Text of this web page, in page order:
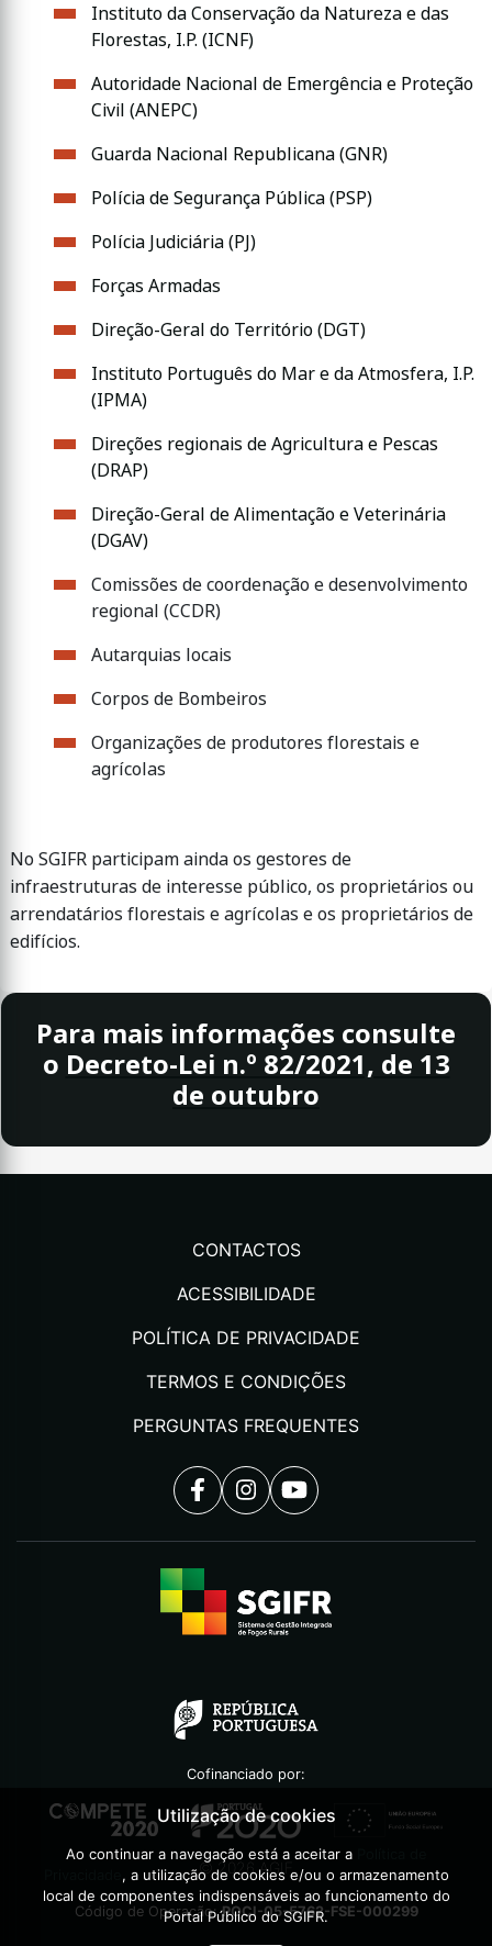
Instituto da Conservação da Natureza e das
Florestas, I.P. (ICNF)
Autoridade Nacional de Emergência e Proteção
Civil (ANEPC)
Guarda Nacional Republicana (GNR)
Polícia de Segurança Pública (PSP)
Polícia Judiciária (PJ)
Forças Armadas
Direção-Geral do Território (DGT)
Instituto Português do Mar e da Atmosfera, I.P.
(IPMA)
Direções regionais de Agricultura e Pescas
(DRAP)
Direção-Geral de Alimentação e Veterinária
(DGAV)
Comissões de coordenação e desenvolvimento
regional (CCDR)
Autarquias locais
Corpos de Bombeiros
Organizações de produtores florestais e
agrícolas
No SGIFR participam ainda os gestores de
infraestruturas de interesse público, os proprietários ou
arrendatários florestais e agrícolas e os proprietários de
edifícios.
Para mais informações consulte
o Decreto-Lei n.º 82/2021, de 13
de outubro
CONTACTOS
ACESSIBILIDADE
POLÍTICA DE PRIVACIDADE
TERMOS E CONDIÇÕES
PERGUNTAS FREQUENTES
Cofinanciado por:
©2026 AGIF
Código de Operação:POCI-05-5762-FSE-000299
Utilização de cookies
Ao continuar a navegação está a aceitar a
, a utilização de cookies e/ou o armazenamento
local de componentes indispensáveis ao funcionamento do
Portal Público do SGIFR.